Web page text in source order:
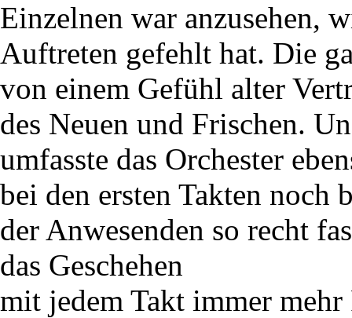
Einzelnen war anzusehen,
Auftreten gefehlt hat. Die
von einem Gefühl alter
des Neuen und Frischen.
umfasste das Orchester
bei den ersten Takten noch
der Anwesenden so recht
das Geschehen
mit jedem Takt immer